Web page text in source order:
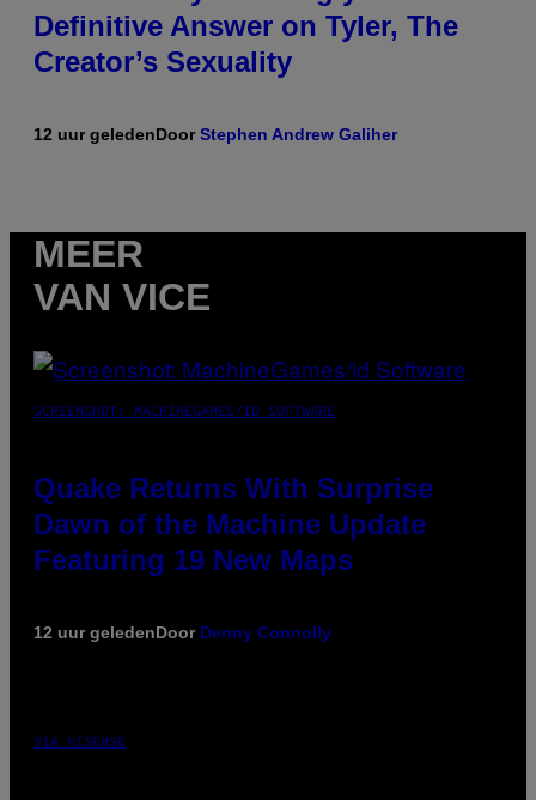
Definitive Answer on Tyler, The
Creator’s Sexuality
12 uur geledenDoorStephen Andrew Galiher
MEER
VAN VICE
SCREENSHOT: MACHINEGAMES/ID SOFTWARE
Quake Returns With Surprise
Dawn of the Machine Update
Featuring 19 New Maps
12 uur geledenDoor Denny Connolly
VIA HISENSE